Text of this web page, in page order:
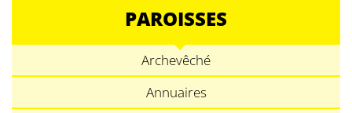
PAROISSES
Archevêché
Annuaires